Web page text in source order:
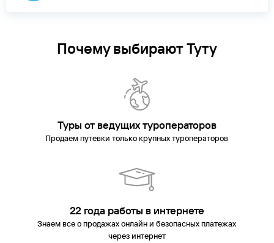
Почему выбирают Туту
Туры от ведущих туроператоров
Продаем путевки только крупных туроператоров
22 года работы в интернете
Знаем все о продажах онлайн и безопасных платежах
через интернет